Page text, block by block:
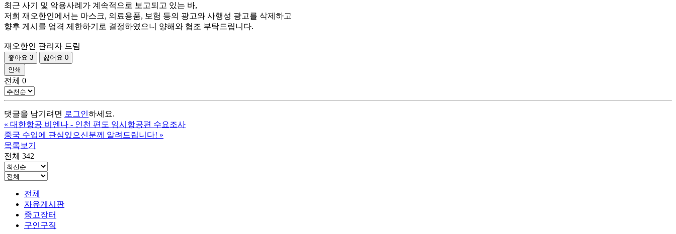
최근 사기 및 악용사례가 계속적으로 보고되고 있는 바,
저희 재오한인에서는 마스크, 의료용품, 보험 등의 광고와 사행성 광고를 삭제하고
향후 게시를 엄격 제한하기로 결정하였으니 양해와 협조 부탁드립니다.
재오한인 관리자 드림
좋아요 3 싫어요 0
인쇄
전체 0
댓글을 남기려면 로그인하세요.
« 대한항공 비엔나 - 인천 편도 임시항공편 수요조사
중국 수입에 관심있으신분께 알려드립니다! »
목록보기
전체 342
전체
자유게시판
중고장터
구인구직